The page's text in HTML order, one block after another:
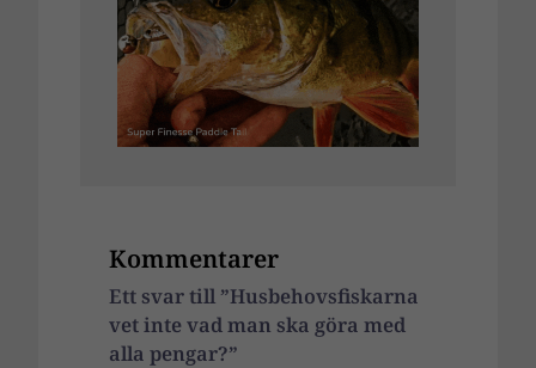
Kommentarer
Ett svar till ”Husbehovsfiskarna
vet inte vad man ska göra med
alla pengar?”